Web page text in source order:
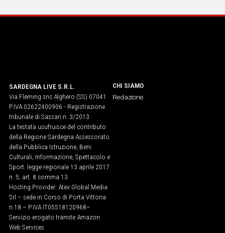
SARDEGNA LIVE S.R.L.
Via Fleming snc Alghero (SS) 07041
P.IVA 02622400906 - Registrazione
tribunale di Sassari n. 3/2013
La testata usufruisce del contributo
della Regione Sardegna Assessorato
della Pubblica Istruzione, Beni
Culturali, Informazione, Spettacolo e
Sport. legge regionale 13 aprile 2017
n. 5, art. 8 comma 13
Hosting Provider: Atex Global Media
Srl – sede in Corso di Porta Vittoria
n.18 – P.IVA IT05518120968​–
Servizio erogato tramite Amazon
Web Services
CHI SIAMO
Redazione